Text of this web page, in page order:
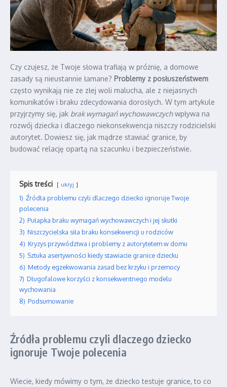
Czy czujesz, że Twoje słowa trafiają w próżnię, a domowe
zasady są nieustannie łamane? Problemy z posłuszeństwem
często wynikają nie ze złej woli malucha, ale z niejasnych
komunikatów i braku zdecydowania dorosłych. W tym artykule
przyjrzymy się, jak brak wymagań wychowawczychwpływa na
rozwój dziecka i dlaczego niekonsekwencja niszczy rodzicielski
autorytet. Dowiesz się, jak mądrze stawiać granice, by
budować relację opartą na szacunku i bezpieczeństwie.
Spis treści ukryj
1) Źródła problemu czyli dlaczego dziecko ignoruje Twoje
polecenia
2) Pułapka braku wymagań wychowawczych i jej skutki
3) Niszczycielska siła braku konsekwencji u rodziców
4) Kryzys przywództwa i problemy z autorytetem w domu
5) Sztuka asertywności kiedy stawiacie granice dziecku
6) Metody egzekwowania zasad bez krzyku i przemocy
7) Długofalowe korzyści z konsekwentnego modelu
wychowania
8) Podsumowanie
Źródła problemu czyli dlaczego dziecko
ignoruje Twoje polecenia
Wiecie, kiedy mówimy o tym, że dziecko testuje granice, to co